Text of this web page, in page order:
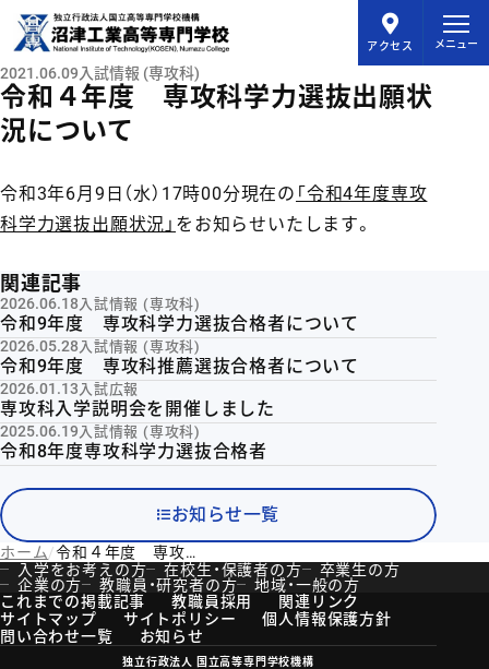
アクセス メニュー
令和４年度 専攻科学力選抜出願状
況について
2021.06.09 入試情報 (専攻科)
令和3年6月9日（水）17時00分現在の 「令和4年度専攻
科学力選抜出願状況」 をお知らせいたします。
関連記事
2026.06.18 入試情報 (専攻科)
令和9年度 専攻科学力選抜合格者について
2026.05.28 入試情報 (専攻科)
令和9年度 専攻科推薦選抜合格者について
2026.01.13 入試広報
専攻科入学説明会を開催しました
2025.06.19 入試情報 (専攻科)
令和8年度専攻科学力選抜合格者
お知らせ一覧
ホーム
令和４年度 専攻科学力選抜出願状況について
入学をお考えの方
在校生・保護者の方
卒業生の方
企業の方
教職員・研究者の方
地域・一般の方
これまでの掲載記事
教職員採用
関連リンク
サイトマップ
サイトポリシー
個人情報保護方針
問い合わせ一覧
お知らせ
独立行政法人 国立高等専門学校機構